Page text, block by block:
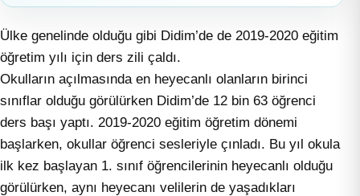
Ülke genelinde olduğu gibi Didim’de de 2019-2020 eğitim
öğretim yılı için ders zili çaldı.
Okulların açılmasında en heyecanlı olanların birinci
sınıflar olduğu görülürken Didim’de 12 bin 63 öğrenci
ders başı yaptı. 2019-2020 eğitim öğretim dönemi
başlarken, okullar öğrenci sesleriyle çınladı. Bu yıl okula
ilk kez başlayan 1. sınıf öğrencilerinin heyecanlı olduğu
görülürken, aynı heyecanı velilerin de yaşadıkları